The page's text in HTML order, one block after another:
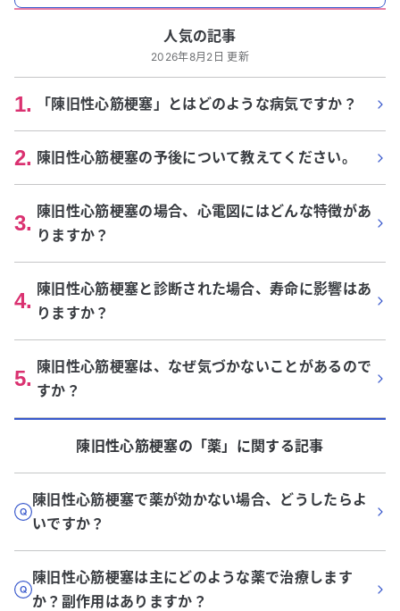
人気の記事
2026年8月2日 更新
1. 「陳旧性心筋梗塞」とはどのような病気ですか？
2. 陳旧性心筋梗塞の予後について教えてください。
3. 陳旧性心筋梗塞の場合、心電図にはどんな特徴があ
りますか？
4. 陳旧性心筋梗塞と診断された場合、寿命に影響はあ
りますか？
5. 陳旧性心筋梗塞は、なぜ気づかないことがあるので
すか？
陳旧性心筋梗塞の「薬」に関する記事
陳旧性心筋梗塞で薬が効かない場合、どうしたらよ
いですか？
陳旧性心筋梗塞は主にどのような薬で治療します
か？副作用はありますか？